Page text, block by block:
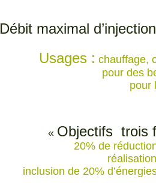
Débit maximal
Usages : chauffage,
pour des
pour
« Objectifs trois
20% de
inclusion de 20%